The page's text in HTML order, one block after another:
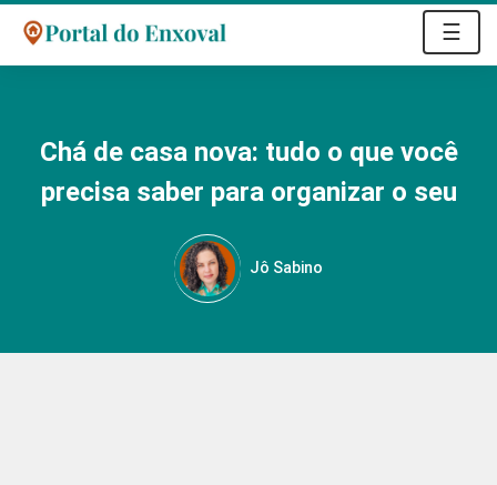
☰
Chá de casa nova: tudo o que você
precisa saber para organizar o seu
Jô Sabino